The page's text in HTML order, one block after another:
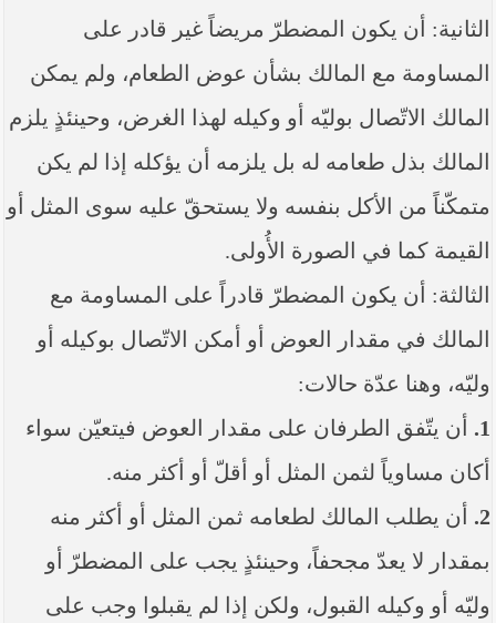
الثانية: أن يكون المضطرّ مريضاً غير قادر على
المساومة مع المالك بشأن عوض الطعام، ولم يمكن
المالك الاتّصال بوليّه أو وكيله لهذا الغرض، وحينئذٍ يلزم
المالك بذل طعامه له بل يلزمه أن يؤكله إذا لم يكن
متمكّناً من الأكل بنفسه ولا يستحقّ عليه سوى المثل أو
القيمة كما في الصورة الأُولى.
الثالثة: أن يكون المضطرّ قادراً على المساومة مع
المالك في مقدار العوض أو أمكن الاتّصال بوكيله أو
وليّه، وهنا عدّة حالات:
1.
أن يتّفق الطرفان على مقدار العوض فيتعيّن سواء
أكان مساوياً لثمن المثل أو أقلّ أو أكثر منه.
2.
أن يطلب المالك لطعامه ثمن المثل أو أكثر منه
بمقدار لا يعدّ مجحفاً، وحينئذٍ يجب على المضطرّ أو
وليّه أو وكيله القبول، ولكن إذا لم يقبلوا وجب على